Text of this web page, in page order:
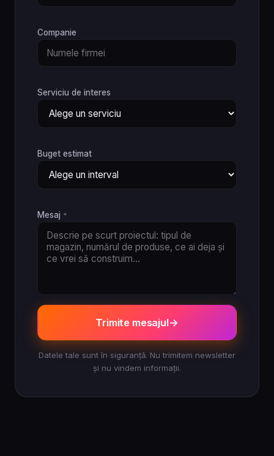
Companie
Serviciu de interes
Buget estimat
Mesaj *
Trimite mesajul
Datele tale sunt în siguranță. Nu trimitem newsletter
și nu vindem informații.